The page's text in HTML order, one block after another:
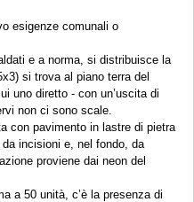
esigenze comunali o
e a norma, si distribuisce la
si trova al piano terra del
uno diretto - con un’uscita di
non ci sono scale.
con pavimento in lastre di pietra
incisioni e, nel fondo, da
proviene dai neon del
a 50 unità, c’è la presenza di